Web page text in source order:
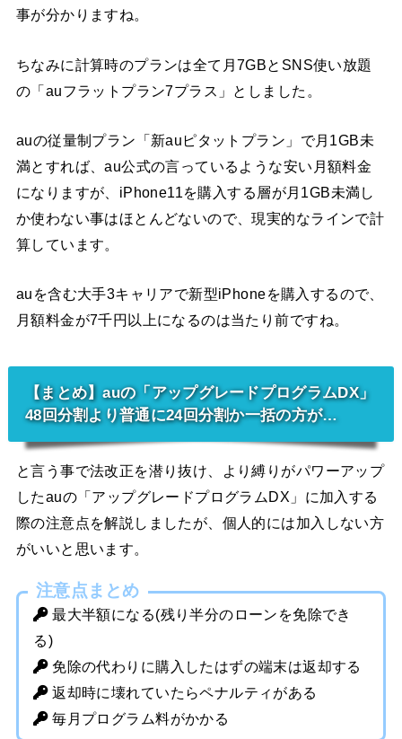
事が分かりますね。
ちなみに計算時のプランは全て月7GBとSNS使い放題
の「auフラットプラン7プラス」としました。
auの従量制プラン「新auピタットプラン」で月1GB未
満とすれば、au公式の言っているような安い月額料金
になりますが、iPhone11を購入する層が月1GB未満し
か使わない事はほとんどないので、現実的なラインで計
算しています。
auを含む大手3キャリアで新型iPhoneを購入するので、
月額料金が7千円以上になるのは当たり前ですね。
【まとめ】auの「アップグレードプログラムDX」
48回分割より普通に24回分割か一括の方が…
と言う事で法改正を潜り抜け、より縛りがパワーアップ
したauの「アップグレードプログラムDX」に加入する
際の注意点を解説しましたが、個人的には加入しない方
がいいと思います。
注意点まとめ
最大半額になる(残り半分のローンを免除でき
る)
免除の代わりに購入したはずの端末は返却する
返却時に壊れていたらペナルティがある
毎月プログラム料がかかる